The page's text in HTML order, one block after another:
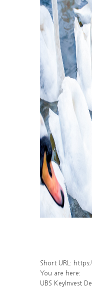
Short URL: https://
You are here:
UBS KeyInvest